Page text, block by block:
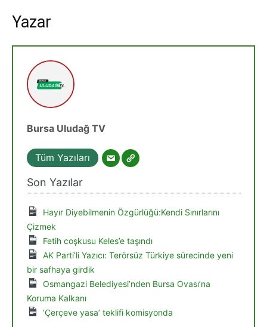
Yazar
Bursa Uludağ TV
Tüm Yazıları
Son Yazılar
Hayır Diyebilmenin Özgürlüğü:Kendi Sınırlarını
Çizmek
Fetih coşkusu Keles’e taşındı
AK Parti’li Yazıcı: Terörsüz Türkiye sürecinde yeni
bir safhaya girdik
Osmangazi Belediyesi’nden Bursa Ovası’na
Koruma Kalkanı
‘Çerçeve yasa’ teklifi komisyonda